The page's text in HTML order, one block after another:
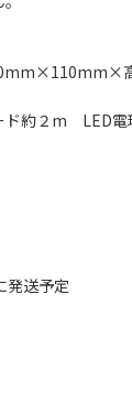
ド約２m LED電
発送予定